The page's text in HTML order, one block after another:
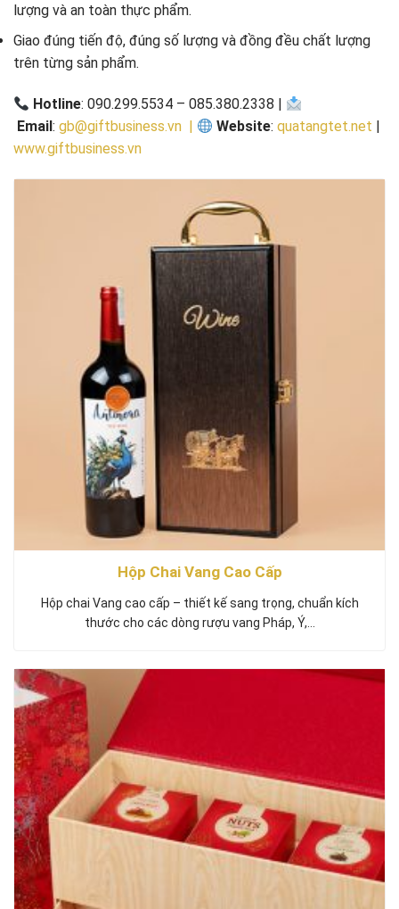
lượng và an toàn thực phẩm.
Giao đúng tiến độ, đúng số lượng và đồng đều chất lượng
trên từng sản phẩm.
Hotline: 090.299.5534 – 085.380.2338 |
Email: gb@giftbusiness.vn | Website:quatangtet.net |
www.giftbusiness.vn
Hộp Chai Vang Cao Cấp
Hộp chai Vang cao cấp – thiết kế sang trọng, chuẩn kích
thước cho các dòng rượu vang Pháp, Ý,…